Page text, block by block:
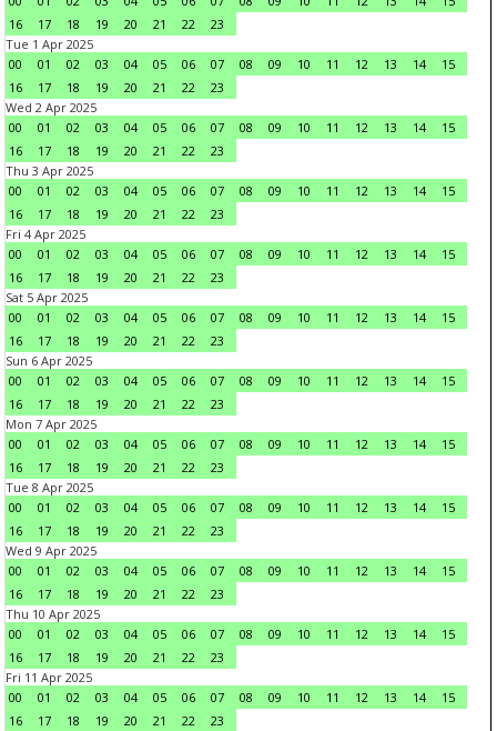
16
17 18 19 20 21 22
23
Tue 1 Apr 2025
00
01 02 03 04 05 06 07 08 09 10 11 12 13 14
15
16
17 18 19 20 21 22
23
Wed 2 Apr 2025
00
01 02 03 04 05 06 07 08 09 10 11 12 13 14
15
16
17 18 19 20 21 22
23
Thu 3 Apr 2025
00
01 02 03 04 05 06 07 08 09 10 11 12 13 14
15
16
17 18 19 20 21 22
23
Fri 4 Apr 2025
00
01 02 03 04 05 06 07 08 09 10 11 12 13 14
15
16
17 18 19 20 21 22
23
Sat 5 Apr 2025
00
01 02 03 04 05 06 07 08 09 10 11 12 13 14
15
16
17 18 19 20 21 22
23
Sun 6 Apr 2025
00
01 02 03 04 05 06 07 08 09 10 11 12 13 14
15
16
17 18 19 20 21 22
23
Mon 7 Apr 2025
00
01 02 03 04 05 06 07 08 09 10 11 12 13 14
15
16
17 18 19 20 21 22
23
Tue 8 Apr 2025
00
01 02 03 04 05 06 07 08 09 10 11 12 13 14
15
16
17 18 19 20 21 22
23
Wed 9 Apr 2025
00
01 02 03 04 05 06 07 08 09 10 11 12 13 14
15
16
17 18 19 20 21 22
23
Thu 10 Apr 2025
00
01 02 03 04 05 06 07 08 09 10 11 12 13 14
15
16
17 18 19 20 21 22
23
Fri 11 Apr 2025
00
01 02 03 04 05 06 07 08 09 10 11 12 13 14
15
16
17 18 19 20 21 22
23